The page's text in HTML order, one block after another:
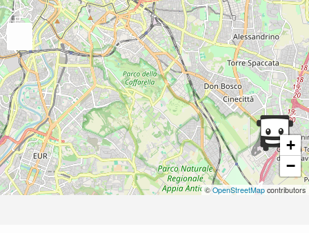
+
−
©OpenStreetMap contributors